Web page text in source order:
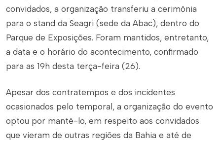
convidados, a organização transferiu a cerimônia
para o stand da Seagri (sede da Abac), dentro do
Parque de Exposições. Foram mantidos, entretanto,
a data e o horário do acontecimento, confirmado
para as 19h desta terça-feira (26).
Apesar dos contratempos e dos incidentes
ocasionados pelo temporal, a organização do evento
optou por mantê-lo, em respeito aos convidados
que vieram de outras regiões da Bahia e até de